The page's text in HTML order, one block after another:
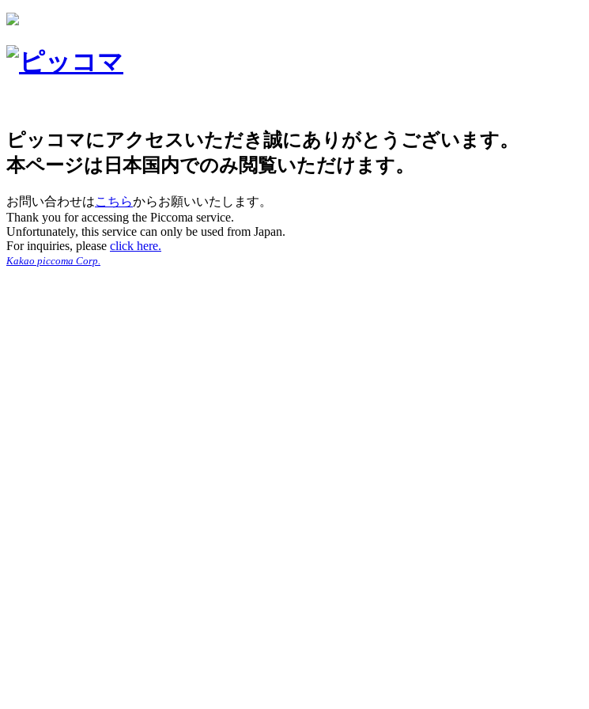
ピッコマにアクセスいただき誠にありがとうございます。
本ページは日本国内でのみ閲覧いただけます。
お問い合わせはこちらからお願いいたします。
Thank you for accessing the Piccoma service.
Unfortunately, this service can only be used from Japan.
For inquiries, please click here.
Kakao piccoma Corp.